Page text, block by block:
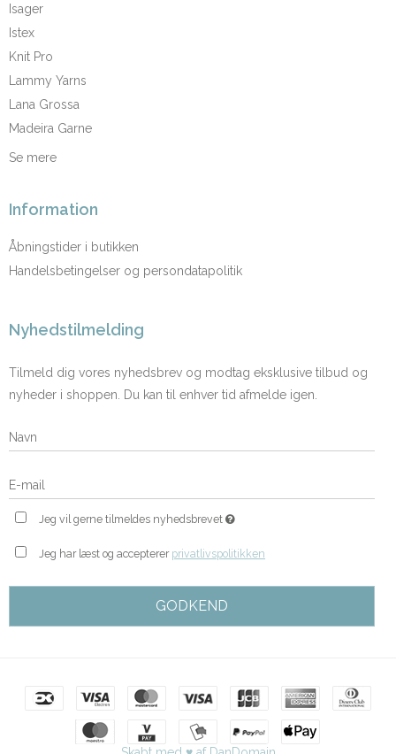
Isager
Istex
Knit Pro
Lammy Yarns
Lana Grossa
Madeira Garne
Se mere
Information
Åbningstider i butikken
Handelsbetingelser og persondatapolitik
Nyhedstilmelding
Tilmeld dig vores nyhedsbrev og modtag eksklusive tilbud og
nyheder i shoppen. Du kan til enhver tid afmelde igen.
Jeg vil gerne tilmeldes nyhedsbrevet
Jeg har læst og accepterer privatlivspolitikken
GODKEND